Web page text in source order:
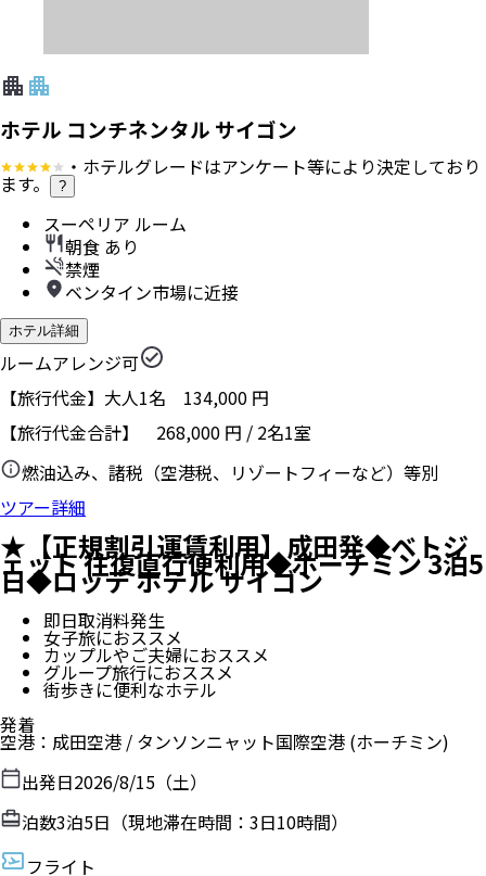
ホテル コンチネンタル サイゴン
・ホテルグレードはアンケート等により決定しており
ます。 ?
スーペリア ルーム
朝食 あり
禁煙
ベンタイン市場に近接
ホテル詳細
ルームアレンジ可
【旅行代金】大人1名 134,000 円
【旅行代金合計】 268,000 円 / 2名1室
燃油込み、諸税（空港税、リゾートフィーなど）等別
ツアー詳細
★【正規割引運賃利用】成田発◆ベトジ
ェット 往復直行便利用◆ホーチミン 3泊5
日◆ロッテ ホテル サイゴン
即日取消料発生
女子旅におススメ
カップルやご夫婦におススメ
グループ旅行におススメ
街歩きに便利なホテル
発着
空港 ： 成田空港 / タンソンニャット国際空港 (ホーチミン)
出発日2026/8/15（土）
泊数3泊5日（現地滞在時間： 3日10時間）
フライト